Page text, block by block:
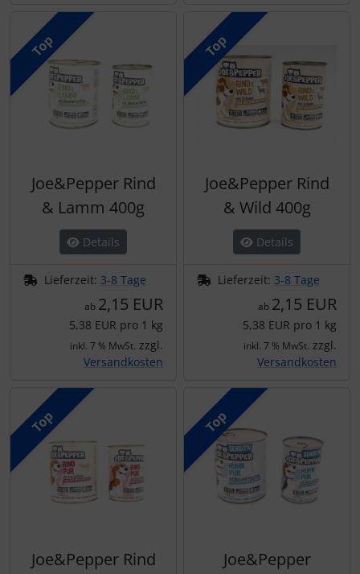
Top
Joe&Pepper Rind
& Lamm 400g
Details
Lieferzeit: 3-8 Tage
ab 2,15 EUR
5,38 EUR pro 1 kg
inkl. 7 % MwSt. zzgl.
Versandkosten
Top
Joe&Pepper Rind
& Wild 400g
Details
Lieferzeit: 3-8 Tage
ab 2,15 EUR
5,38 EUR pro 1 kg
inkl. 7 % MwSt. zzgl.
Versandkosten
Top
Joe&Pepper Rind
Top
Joe&Pepper